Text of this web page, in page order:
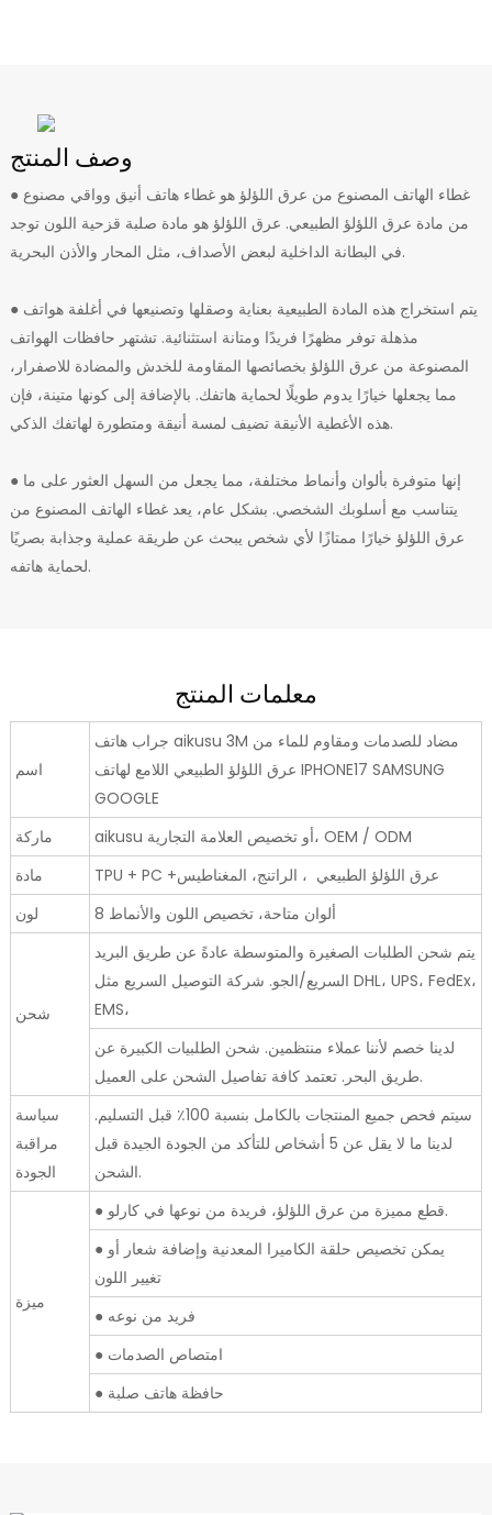
وصف المنتج
● غطاء الهاتف المصنوع من عرق اللؤلؤ هو غطاء هاتف أنيق وواقي مصنوع
من مادة عرق اللؤلؤ الطبيعي. عرق اللؤلؤ هو مادة صلبة قزحية اللون توجد
في البطانة الداخلية لبعض الأصداف، مثل المحار والأذن البحرية.
● يتم استخراج هذه المادة الطبيعية بعناية وصقلها وتصنيعها في أغلفة هواتف
مذهلة توفر مظهرًا فريدًا ومتانة استثنائية. تشتهر حافظات الهواتف
المصنوعة من عرق اللؤلؤ بخصائصها المقاومة للخدش والمضادة للاصفرار،
مما يجعلها خيارًا يدوم طويلًا لحماية هاتفك. بالإضافة إلى كونها متينة، فإن
هذه الأغطية الأنيقة تضيف لمسة أنيقة ومتطورة لهاتفك الذكي.
● إنها متوفرة بألوان وأنماط مختلفة، مما يجعل من السهل العثور على ما
يتناسب مع أسلوبك الشخصي. بشكل عام، يعد غطاء الهاتف المصنوع من
عرق اللؤلؤ خيارًا ممتازًا لأي شخص يبحث عن طريقة عملية وجذابة بصريًا
لحماية هاتفه.
معلمات المنتج
اسم
جراب هاتف aikusu 3M مضاد للصدمات ومقاوم للماء من
عرق اللؤلؤ الطبيعي اللامع لهاتف IPHONE17 SAMSUNG
GOOGLE
ماركة
aikusu أو تخصيص العلامة التجارية، OEM / ODM
مادة
TPU + PC +عرق اللؤلؤ الطبيعي ، الراتنج، المغناطيس
لون
8 ألوان متاحة، تخصيص اللون والأنماط
شحن
يتم شحن الطلبات الصغيرة والمتوسطة عادةً عن طريق البريد
السريع/الجو. شركة التوصيل السريع مثل DHL، UPS، FedEx،
EMS،
لدينا خصم لأننا عملاء منتظمين. شحن الطلبيات الكبيرة عن
طريق البحر. تعتمد كافة تفاصيل الشحن على العميل.
سياسة
مراقبة
الجودة
سيتم فحص جميع المنتجات بالكامل بنسبة 100٪ قبل التسليم.
لدينا ما لا يقل عن 5 أشخاص للتأكد من الجودة الجيدة قبل
الشحن.
ميزة
● قطع مميزة من عرق اللؤلؤ، فريدة من نوعها في كارلو.
● يمكن تخصيص حلقة الكاميرا المعدنية وإضافة شعار أو
تغيير اللون
● فريد من نوعه
● امتصاص الصدمات
● حافظة هاتف صلبة